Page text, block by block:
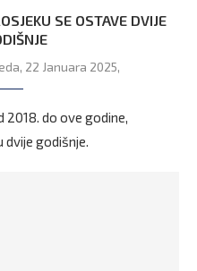
SE OSTAVE DVIJE
22 Januara 2025,
do ove godine,
dvije godišnje.